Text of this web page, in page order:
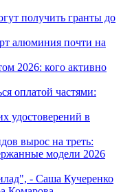
получить гранты до
алюминия почти на
2026: кого активно
оплатой частями:
удостоверений в
вырос на треть:
модели 2026
- Саша Кучеренко